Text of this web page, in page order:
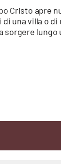
Cristo apre
una villa o
sorgere